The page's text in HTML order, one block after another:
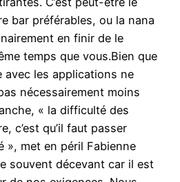
bar préférables, ou la nana
en finir de le
temps que vous.Bien que
avec les applications ne
nécessairement moins
« la difficulté des
c’est qu’il faut passer
», met en péril Fabienne
souvent décevant car il est